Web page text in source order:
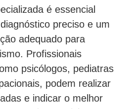
é essencial
preciso e um
adequado para
Profissionais
psicólogos, pediatras
podem realizar
e indicar o melhor